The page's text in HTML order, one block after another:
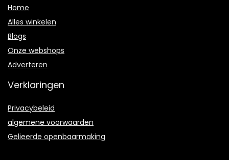
Home
Alles winkelen
Blogs
Onze webshops
Adverteren
Verklaringen
Privacybeleid
algemene voorwaarden
Gelieerde openbaarmaking